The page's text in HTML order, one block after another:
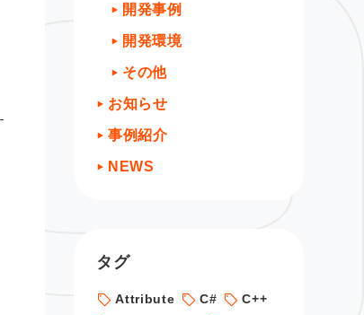
開発事例
開発環境
その他
お知らせ
事例紹介
NEWS
タグ
Attribute C#
C++